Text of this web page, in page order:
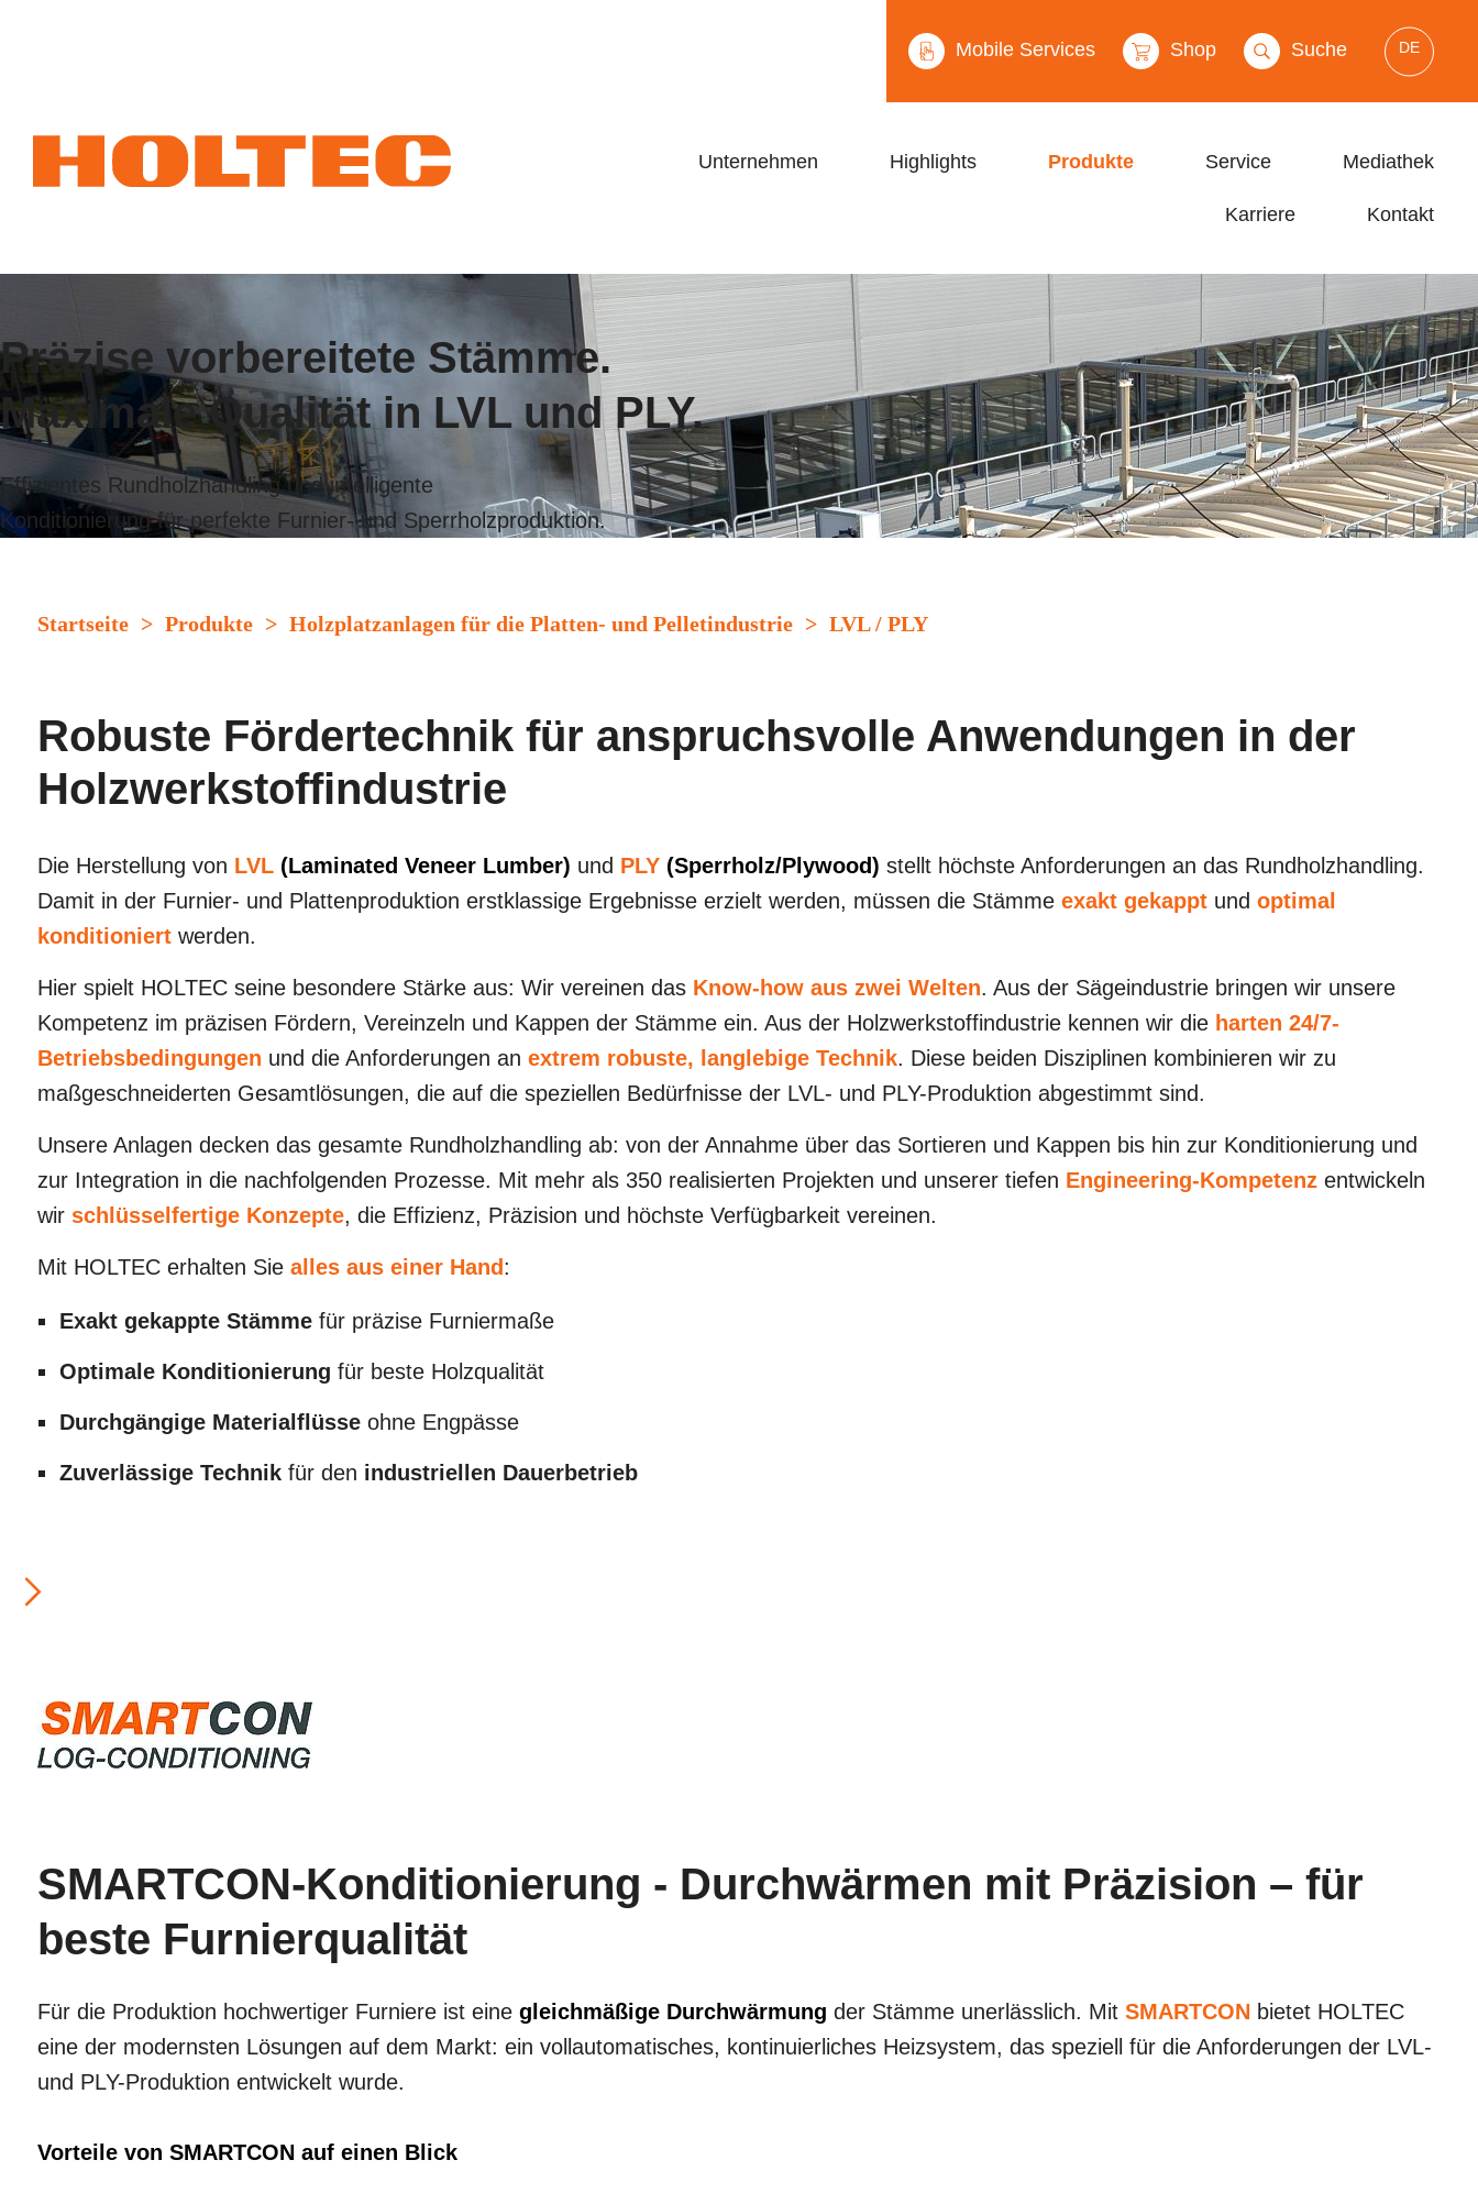
Mobile Services Shop Suche DE
Unternehmen Highlights Produkte Service Mediathek
Karriere Kontakt
Präzise vorbereitete Stämme.
Maximale Qualität in LVL und PLY.
Effizientes Rundholzhandling und intelligente
Konditionierung für perfekte Furnier- und Sperrholzproduktion.
Startseite > Produkte > Holzplatzanlagen für die Platten- und Pelletindustrie > LVL / PLY
Robuste Fördertechnik für anspruchsvolle Anwendungen in der
Holzwerkstoffindustrie
Die Herstellung von LVL (Laminated Veneer Lumber) und PLY (Sperrholz/Plywood) stellt höchste Anforderungen an das Rundholzhandling.
Damit in der Furnier- und Plattenproduktion erstklassige Ergebnisse erzielt werden, müssen die Stämme exakt gekappt und optimal
konditioniertwerden.
Hier spielt HOLTEC seine besondere Stärke aus: Wir vereinen das Know-how aus zwei Welten. Aus der Sägeindustrie bringen wir unsere
Kompetenz im präzisen Fördern, Vereinzeln und Kappen der Stämme ein. Aus der Holzwerkstoffindustrie kennen wir die harten 24/7-
Betriebsbedingungen und die Anforderungen an extrem robuste, langlebige Technik. Diese beiden Disziplinen kombinieren wir zu
maßgeschneiderten Gesamtlösungen, die auf die speziellen Bedürfnisse der LVL- und PLY-Produktion abgestimmt sind.
Unsere Anlagen decken das gesamte Rundholzhandling ab: von der Annahme über das Sortieren und Kappen bis hin zur Konditionierung und
zur Integration in die nachfolgenden Prozesse. Mit mehr als 350 realisierten Projekten und unserer tiefen Engineering-Kompetenzentwickeln
wir schlüsselfertige Konzepte, die Effizienz, Präzision und höchste Verfügbarkeit vereinen.
Mit HOLTEC erhalten Sie alles aus einer Hand :
Exakt gekappte Stämmefür präzise Furniermaße
Optimale Konditionierung für beste Holzqualität
Durchgängige Materialflüsseohne Engpässe
Zuverlässige Technikfür den industriellen Dauerbetrieb
SMARTCON-Konditionierung - Durchwärmen mit Präzision – für
beste Furnierqualität
Für die Produktion hochwertiger Furniere ist eine gleichmäßige Durchwärmung der Stämme unerlässlich. Mit SMARTCON bietet HOLTEC
eine der modernsten Lösungen auf dem Markt: ein vollautomatisches, kontinuierliches Heizsystem, das speziell für die Anforderungen der LVL-
und PLY-Produktion entwickelt wurde.
Vorteile von SMARTCON auf einen Blick